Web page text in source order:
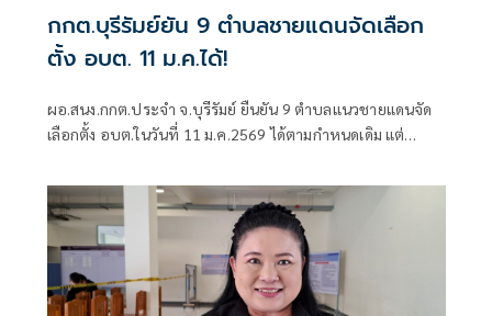
กกต.บุรีรัมย์ยัน 9 ตำบลชายแดนจัดเลือก
ตั้ง อบต. 11 ม.ค.ได้!
ผอ.สนง.กกต.ประจำ จ.บุรีรัมย์ ยืนยัน 9 ตำบลแนวชายแดนจัด
เลือกตั้ง อบต.ในวันที่ 11 ม.ค.2569 ได้ตามกำหนดเดิม แต่